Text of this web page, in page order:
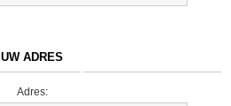
UW ADRES
Adres: